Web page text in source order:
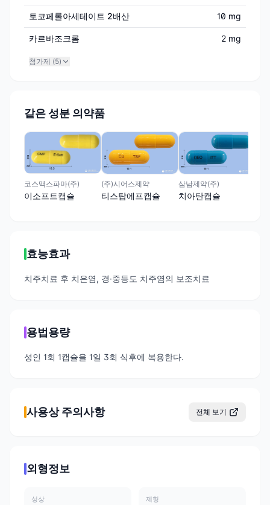
토코페롤아세테이트 2배산 10 mg
카르바조크롬 2 mg
첨가제 (5)
같은 성분 의약품
코스맥스파마(주)
이소프트캡슐
(주)시어스제약
티스탑에프캡슐
삼남제약(주)
치아탄캡슐
효능효과
치주치료 후 치은염, 경·중등도 치주염의 보조치료
용법용량
성인 1회 1캡슐을 1일 3회 식후에 복용한다.
사용상 주의사항 전체 보기
외형정보
성상 제형